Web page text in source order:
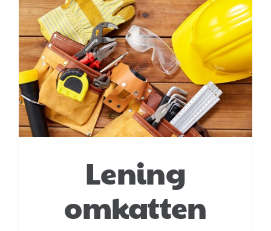
Login
Klachtenregeling
Contact
Lening
omkatten